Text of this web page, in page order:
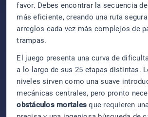
favor. Debes encontrar la secuencia
más eficiente, creando una ruta
arreglos cada vez más complejos de
trampas.
El juego presenta una curva de
a lo largo de sus 25 etapas distintas.
niveles sirven como una suave
mecánicas centrales, pero pronto
obstáculos mortales que requieren